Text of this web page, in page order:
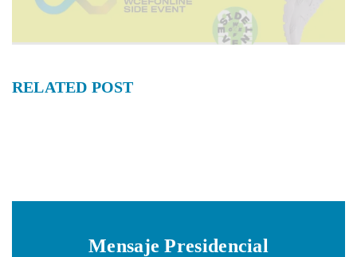
RELATED POST
Mensaje Presidencial